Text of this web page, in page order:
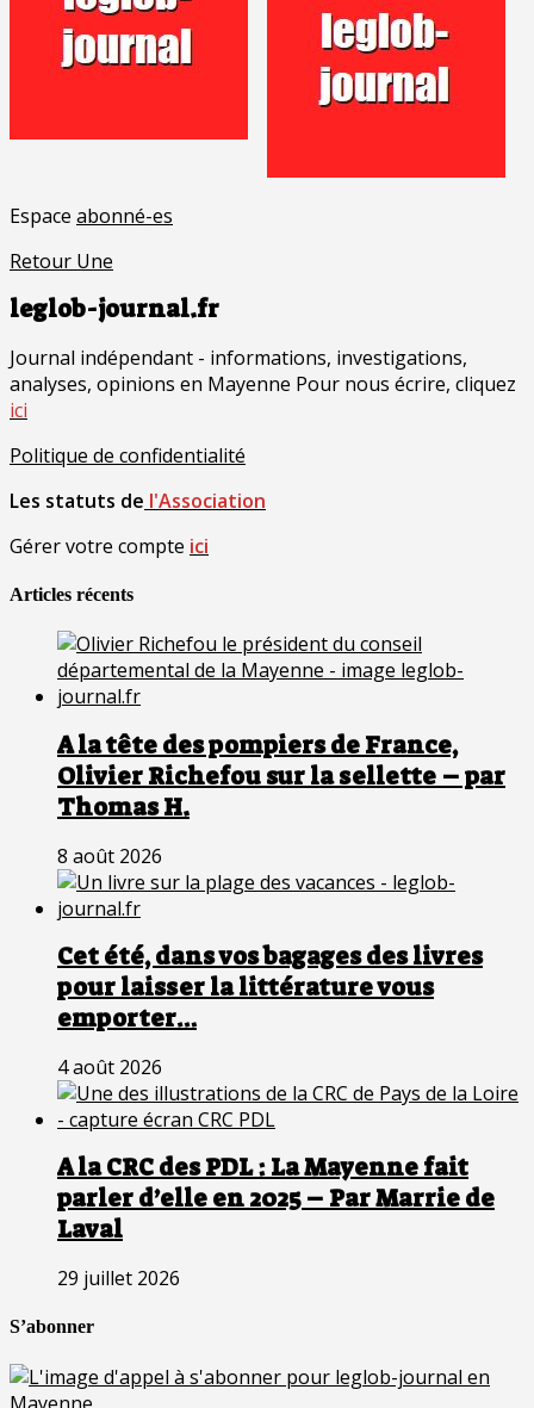
Espace abonné-es
Retour Une
leglob-journal.fr
Journal indépendant - informations, investigations,
analyses, opinions en Mayenne Pour nous écrire, cliquez
ici
Politique de confidentialité
Les statuts de l'Association
Gérer votre compte ici
Articles récents
A la tête des pompiers de France,
Olivier Richefou sur la sellette – par
Thomas H.
8 août 2026
Cet été, dans vos bagages des livres
pour laisser la littérature vous
emporter…
4 août 2026
A la CRC des PDL : La Mayenne fait
parler d’elle en 2025 – Par Marrie de
Laval
29 juillet 2026
S’abonner